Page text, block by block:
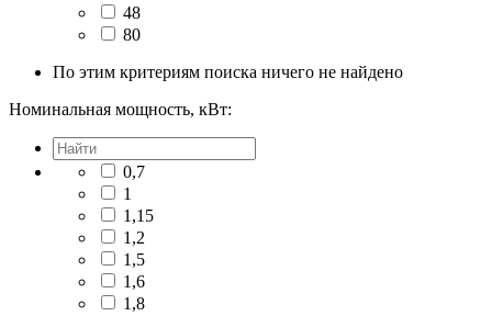
48
80
По этим критериям поиска ничего не найдено
Номинальная мощность, кВт:
0,7
1
1,15
1,2
1,5
1,6
1,8